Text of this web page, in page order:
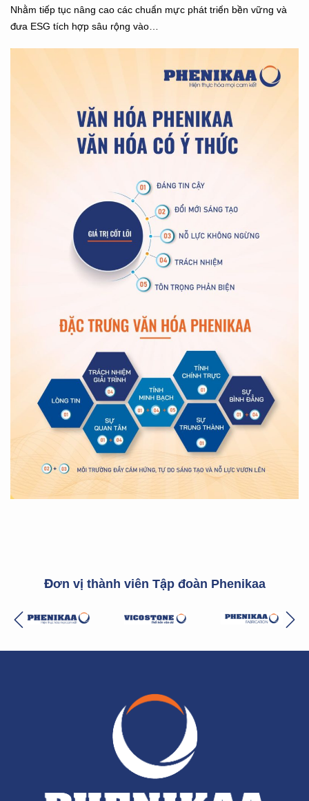
Nhằm tiếp tục nâng cao các chuẩn mực phát triển bền vững và
đưa ESG tích hợp sâu rộng vào…
Đơn vị thành viên Tập đoàn Phenikaa